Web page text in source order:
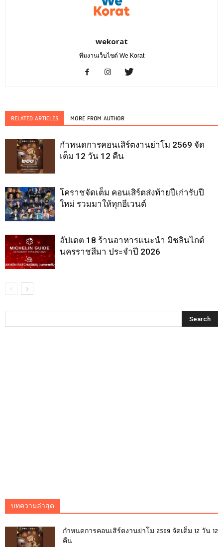
wekorat
ทีมงานเว็บไซต์ We Korat
RELATED ARTICLES MORE FROM AUTHOR
กำหนดการคอนเสิร์ตงานย่าโม 2569 จัด
เต็ม 12 วัน 12 คืน
โคราชจัดเต็ม คอนเสิร์ตส่งท้ายปีเก่ารับปี
ใหม่ รวมมาให้ทุกอีเวนต์
อัปเดต 18 ร้านอาหารแนะนำ มิชลินไกด์
นครราชสีมา ประจำปี 2026
บทความล่าสุด
กำหนดการคอนเสิร์ตงานย่าโม 2569 จัดเต็ม 12 วัน 12
คืน